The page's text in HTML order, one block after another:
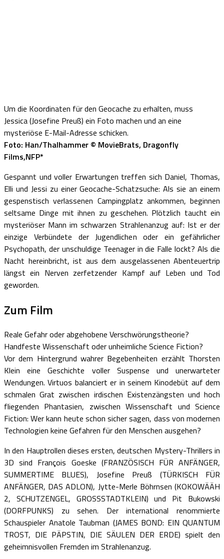
Um die Koordinaten für den Geocache zu erhalten, muss
Jessica (Josefine Preuß) ein Foto machen und an eine
mysteriöse E-Mail-Adresse schicken.
Foto: Han/Thalhammer © MovieBrats, Dragonfly
Films,NFP*
Gespannt und voller Erwartungen treffen sich Daniel, Thomas,
Elli und Jessi zu einer Geocache-Schatzsuche: Als sie an einem
gespenstisch verlassenen Campingplatz ankommen, beginnen
seltsame Dinge mit ihnen zu geschehen. Plötzlich taucht ein
mysteriöser Mann im schwarzen Strahlenanzug auf: Ist er der
einzige Verbündete der Jugendlichen oder ein gefährlicher
Psychopath, der unschuldige Teenager in die Falle lockt? Als die
Nacht hereinbricht, ist aus dem ausgelassenen Abenteuertrip
längst ein Nerven zerfetzender Kampf auf Leben und Tod
geworden.
Zum Film
Reale Gefahr oder abgehobene Verschwörungstheorie?
Handfeste Wissenschaft oder unheimliche Science Fiction?
Vor dem Hintergrund wahrer Begebenheiten erzählt Thorsten
Klein eine Geschichte voller Suspense und unerwarteter
Wendungen. Virtuos balanciert er in seinem Kinodebüt auf dem
schmalen Grat zwischen irdischen Existenzängsten und hoch
fliegenden Phantasien, zwischen Wissenschaft und Science
Fiction: Wer kann heute schon sicher sagen, dass von modernen
Technologien keine Gefahren für den Menschen ausgehen?
In den Hauptrollen dieses ersten, deutschen Mystery-Thrillers in
3D sind François Goeske (FRANZÖSISCH FÜR ANFÄNGER,
SUMMERTIME BLUES), Josefine Preuß (TÜRKISCH FÜR
ANFÄNGER, DAS ADLON), Jytte-Merle Böhrnsen (KOKOWÄÄH
2, SCHUTZENGEL, GROSSSTADTKLEIN) und Pit Bukowski
(DORFPUNKS) zu sehen. Der international renommierte
Schauspieler Anatole Taubman (JAMES BOND: EIN QUANTUM
TROST, DIE PÄPSTIN, DIE SÄULEN DER ERDE) spielt den
geheimnisvollen Fremden im Strahlenanzug.